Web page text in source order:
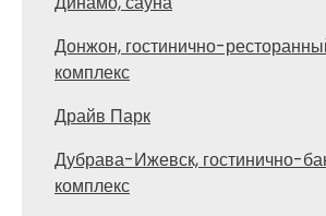
Донжон, гостинично-
комплекс
Драйв Парк
Дубрава-Ижевск, гостинично-
комплекс